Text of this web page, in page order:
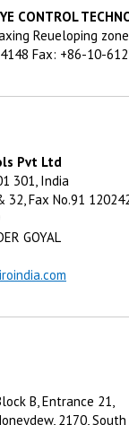
CONTROL
Reueloping
Fax: +86-10-
Pvt Ltd
301, India
32, Fax No.91
GOYAL
india.com
B, Entrance 21,
2170,